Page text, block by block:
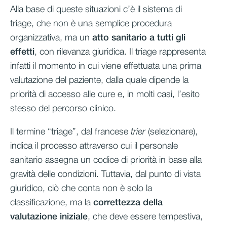
Alla base di queste situazioni c’è il sistema di
triage, che non è una semplice procedura
organizzativa, ma un atto sanitario a tutti gli
effetti, con rilevanza giuridica. Il triage rappresenta
infatti il momento in cui viene effettuata una prima
valutazione del paziente, dalla quale dipende la
priorità di accesso alle cure e, in molti casi, l’esito
stesso del percorso clinico.
Il termine “triage”, dal francese trier(selezionare),
indica il processo attraverso cui il personale
sanitario assegna un codice di priorità in base alla
gravità delle condizioni. Tuttavia, dal punto di vista
giuridico, ciò che conta non è solo la
classificazione, ma la correttezza della
valutazione iniziale, che deve essere tempestiva,